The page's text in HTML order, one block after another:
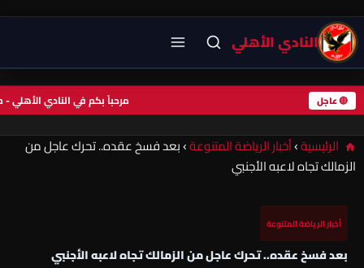
النادي الأهلي
🔴 عاجل مرحباً بكم في النادي
الرئيسية›أخبار الرياضة المتنوعة›بعد فسخ عقده.. تحرك عاجل من
الزمالك تجاه لاعبه الأجنبي
أخبار الرياضة المتنوعة
بعد فسخ عقده.. تحرك عاجل من الزمالك تجاه لاعبه الأجنبي